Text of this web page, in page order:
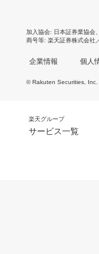
加入協会 日本証券業協会
商号等 楽天証券株式会社
企業情報 個人
© Rakuten Securities, Inc.
楽天グループ
サービス一覧